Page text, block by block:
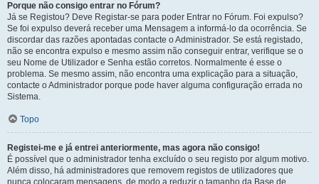
Porque não consigo entrar no Fórum?
Já se Registou? Deve Registar-se para poder Entrar no Fórum. Foi expulso?
Se foi expulso deverá receber uma Mensagem a informá-lo da ocorrência. Se
discordar das razões apontadas contacte o Administrador. Se está registado,
não se encontra expulso e mesmo assim não conseguir entrar, verifique se o
seu Nome de Utilizador e Senha estão corretos. Normalmente é esse o
problema. Se mesmo assim, não encontra uma explicação para a situação,
contacte o Administrador porque pode haver alguma configuração errada no
Sistema.
Topo
Registei-me e já entrei anteriormente, mas agora não consigo!
É possível que o administrador tenha excluído o seu registo por algum motivo.
Além disso, há administradores que removem registos de utilizadores que
nunca colocaram mensagens, de modo a reduzir o tamanho da Base de